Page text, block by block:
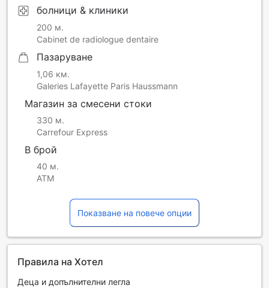
болници & клиники
200 м.
Cabinet de radiologue dentaire
Пазаруване
1,06 км.
Galeries Lafayette Paris Haussmann
Магазин за смесени стоки
330 м.
Carrefour Express
В брой
40 м.
ATM
Показване на повече опции
Правила на Хотел
Деца и допълнителни легла